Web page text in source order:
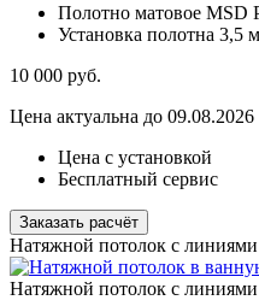
Полотно матовое MSD
Установка полотна 3,5
10 000 руб.
Цена актуальна до 09.08.2026
Цена с установкой
Бесплатный сервис
Заказать расчёт
Натяжной потолок с
Натяжной потолок с